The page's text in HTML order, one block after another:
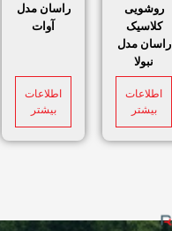
روشویی
کلاسیک
راسان مدل
نبولا
اطلاعات
بیشتر
راسان مدل
آوات
اطلاعات
بیشتر